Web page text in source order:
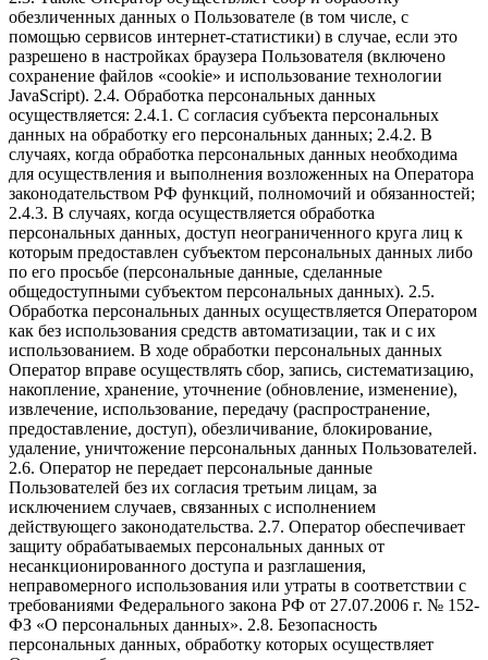
обезличенных данных о Пользователе (в том числе, с
помощью сервисов интернет-статистики) в случае, если это
разрешено в настройках браузера Пользователя (включено
сохранение файлов «cookie» и использование технологии
JavaScript). 2.4. Обработка персональных данных
осуществляется: 2.4.1. С согласия субъекта персональных
данных на обработку его персональных данных; 2.4.2. В
случаях, когда обработка персональных данных необходима
для осуществления и выполнения возложенных на Оператора
законодательством РФ функций, полномочий и обязанностей;
2.4.3. В случаях, когда осуществляется обработка
персональных данных, доступ неограниченного круга лиц к
которым предоставлен субъектом персональных данных либо
по его просьбе (персональные данные, сделанные
общедоступными субъектом персональных данных). 2.5.
Обработка персональных данных осуществляется Оператором
как без использования средств автоматизации, так и с их
использованием. В ходе обработки персональных данных
Оператор вправе осуществлять сбор, запись, систематизацию,
накопление, хранение, уточнение (обновление, изменение),
извлечение, использование, передачу (распространение,
предоставление, доступ), обезличивание, блокирование,
удаление, уничтожение персональных данных Пользователей.
2.6. Оператор не передает персональные данные
Пользователей без их согласия третьим лицам, за
исключением случаев, связанных с исполнением
действующего законодательства. 2.7. Оператор обеспечивает
защиту обрабатываемых персональных данных от
несанкционированного доступа и разглашения,
неправомерного использования или утраты в соответствии с
требованиями Федерального закона РФ от 27.07.2006 г. № 152-
ФЗ «О персональных данных». 2.8. Безопасность
персональных данных, обработку которых осуществляет